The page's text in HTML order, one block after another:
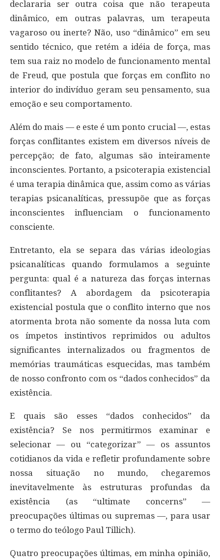
declararia ser outra coisa que não terapeuta
dinâmico, em outras palavras, um terapeuta
vagaroso ou inerte? Não, uso “dinâmico” em seu
sentido técnico, que retém a idéia de força, mas
tem sua raiz no modelo de funcionamento mental
de Freud, que postula que forças em conflito no
interior do indivíduo geram seu pensamento, sua
emoção e seu comportamento.
Além do mais — e este é um ponto crucial —, estas
forças conflitantes existem em diversos níveis de
percepção; de fato, algumas são inteiramente
inconscientes. Portanto, a psicoterapia existencial
é uma terapia dinâmica que, assim como as várias
terapias psicanalíticas, pressupõe que as forças
inconscientes influenciam o funcionamento
consciente.
Entretanto, ela se separa das várias ideologias
psicanalíticas quando formulamos a seguinte
pergunta: qual é a natureza das forças internas
conflitantes? A abordagem da psicoterapia
existencial postula que o conflito interno que nos
atormenta brota não somente da nossa luta com
os ímpetos instintivos reprimidos ou adultos
significantes internalizados ou fragmentos de
memórias traumáticas esquecidas, mas também
de nosso confronto com os “dados conhecidos” da
existência.
E quais são esses “dados conhecidos” da
existência? Se nos permitirmos examinar e
selecionar — ou “categorizar” — os assuntos
cotidianos da vida e refletir profundamente sobre
nossa situação no mundo, chegaremos
inevitavelmente às estruturas profundas da
existência (as “ultimate concerns” —
preocupações últimas ou supremas —, para usar
o termo do teólogo Paul Tillich).
Quatro preocupações últimas, em minha opinião,